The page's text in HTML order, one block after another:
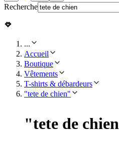
Recherche
...
Accueil
Boutique
Vêtements
T-shirts & débardeurs
"tete de chien"
"tete de chien